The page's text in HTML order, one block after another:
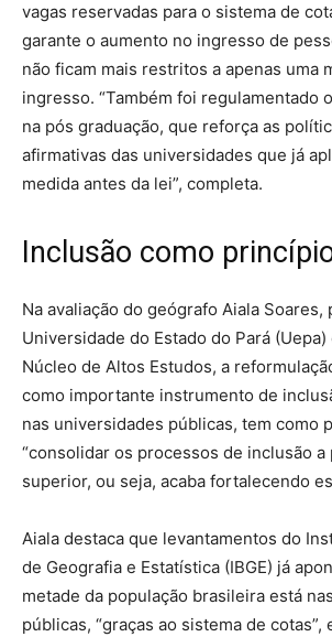
vagas reservadas para o sistema de
garante o aumento no ingresso de
não ficam mais restritos a apenas uma
ingresso. “Também foi regulamentado
na pós graduação, que reforça as
afirmativas das universidades que já
medida antes da lei”, completa.
Inclusão como
Na avaliação do geógrafo Aiala Soares,
Universidade do Estado do Pará
Núcleo de Altos Estudos, a
como importante instrumento de
nas universidades públicas, tem como
“consolidar os processos de inclusão
superior, ou seja, acaba fortalecendo
Aiala destaca que levantamentos do
de Geografia e Estatística (IBGE) já
metade da população brasileira está
públicas, “graças ao sistema de cotas”,